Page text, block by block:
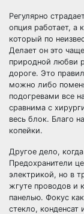
Регулярно
опция работает, а
который по
Делает он это
природной любви
дороге. Это
можно либо
подогревами все
сравнима с
весь блок. Благо
копейки.
Другое дело,
Предохранители
электрикой, но в
жгуте проводов и
панелью. Фокус
стекло, конденсат